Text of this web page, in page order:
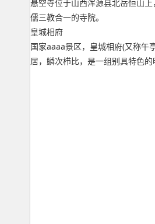
悬空寺位于山西浑源县北岳恒山
儒三教合一的寺院。
皇城相府
国家aaaa景区，皇城相府(又称午
居，鳞次栉比，是一组别具特色